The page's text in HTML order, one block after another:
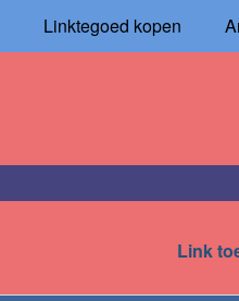
Linktegoed kopen
Link